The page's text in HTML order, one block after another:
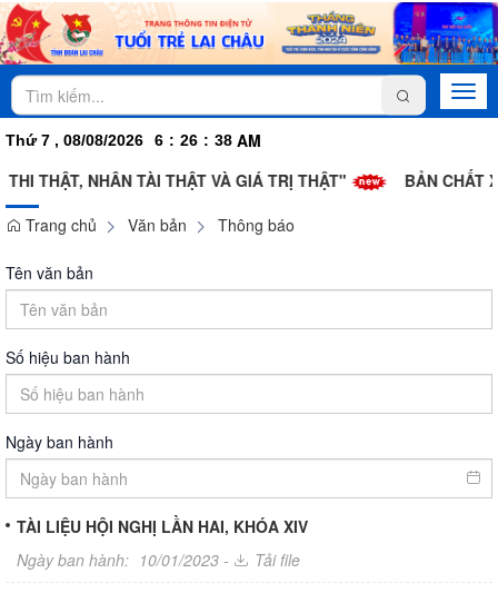
Thứ 7 , 08/08/2026 6 : 26 : 38 AM
THẬT, NHÂN TÀI THẬT VÀ GIÁ TRỊ THẬT"
BẢN CHẤT
Trang chủ
Văn bản Thông báo
Tên văn bản
Số hiệu ban hành
Ngày ban hành
TÀI LIỆU HỘI NGHỊ LẦN HAI, KHÓA XIV
Ngày ban hành: 10/01/2023 - Tải file